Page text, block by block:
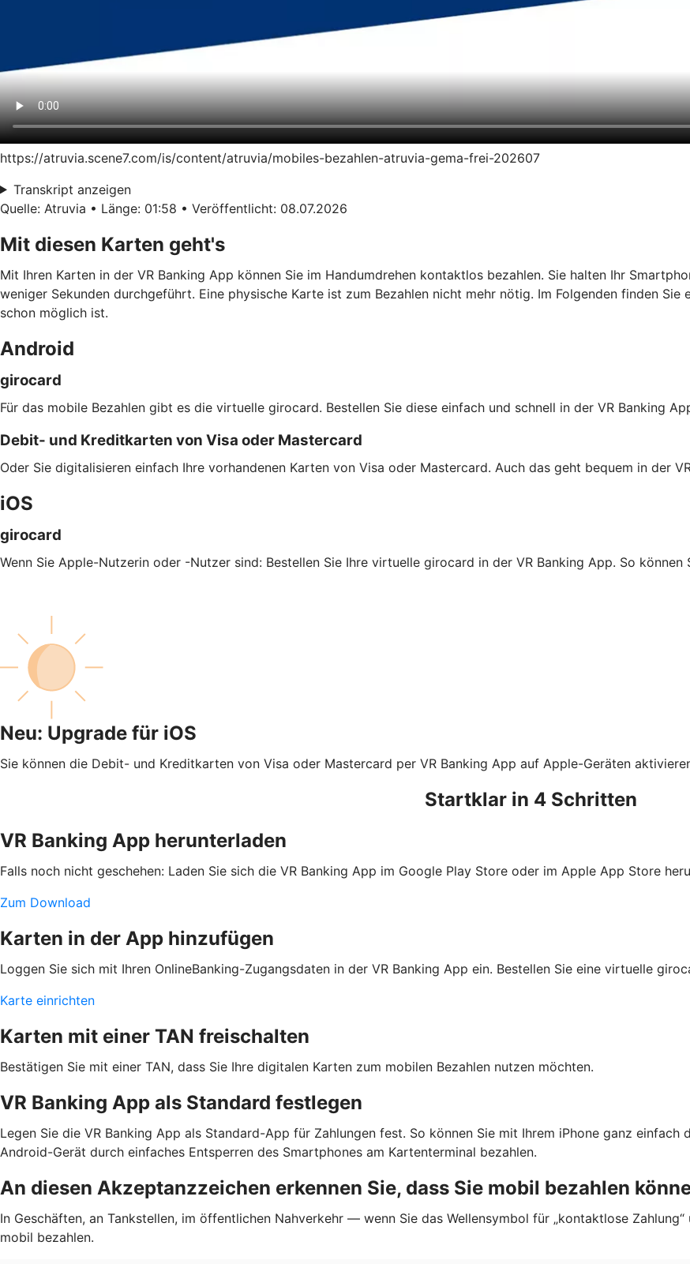
https://atruvia.scene7.com/is/content/atruvia/mobiles-bezahlen-atruvia-gema-frei-202607
Transkript anzeigen
Quelle: Atruvia • Länge: 01:58 • Veröffentlicht: 08.07.2026
Mit diesen Karten geht's
Mit Ihren Karten in der VR Banking App können Sie im Handumdrehen kontaktlos bezahlen. Sie halten Ihr
weniger Sekunden durchgeführt. Eine physische Karte ist zum Bezahlen nicht mehr nötig. Im Folgenden finden
schon möglich ist.
Android
girocard
Für das mobile Bezahlen gibt es die virtuelle girocard. Bestellen Sie diese einfach und schnell in der VR Banking
Debit- und Kreditkarten von Visa oder Mastercard
Oder Sie digitalisieren einfach Ihre vorhandenen Karten von Visa oder Mastercard. Auch das geht bequem in der
iOS
girocard
Wenn Sie Apple-Nutzerin oder -Nutzer sind: Bestellen Sie Ihre virtuelle girocard in der VR Banking App. So
Neu: Upgrade für iOS
Sie können die Debit- und Kreditkarten von Visa oder Mastercard per VR Banking App auf Apple-Geräten
Startklar in 4 Schritten
VR Banking App herunterladen
Falls noch nicht geschehen: Laden Sie sich die VR Banking App im Google Play Store oder im Apple App Store
Zum Download
Karten in der App hinzufügen
Loggen Sie sich mit Ihren OnlineBanking-Zugangsdaten in der VR Banking App ein. Bestellen Sie eine virtuelle
Karte einrichten
Karten mit einer TAN freischalten
Bestätigen Sie mit einer TAN, dass Sie Ihre digitalen Karten zum mobilen Bezahlen nutzen möchten.
VR Banking App als Standard festlegen
Legen Sie die VR Banking App als Standard-App für Zahlungen fest. So können Sie mit Ihrem iPhone ganz
Android-Gerät durch einfaches Entsperren des Smartphones am Kartenterminal bezahlen.
An diesen Akzeptanzzeichen erkennen Sie, dass Sie mobil bezahlen
In Geschäften, an Tankstellen, im öffentlichen Nahverkehr — wenn Sie das Wellensymbol für „kontaktlose
mobil bezahlen.